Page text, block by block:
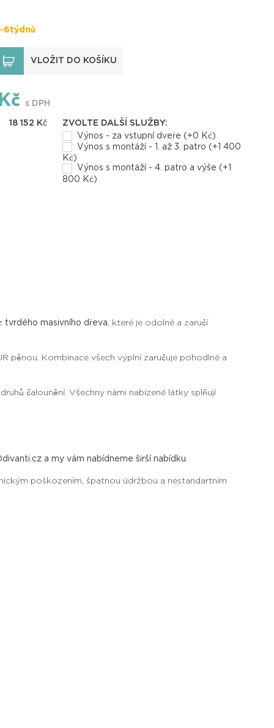
6týdnů
VLOŽIT DO KOŠÍKU
s DPH
18 152 Kč
ZVOLTE DALŠÍ SLUŽBY:
Výnos - za vstupní dveře (+0 Kč)
Výnos s montáží - 1. až 3. patro (+1 400
Kč)
Výnos s montáží - 4. patro a výše (+1
800 Kč)
tvrdého masivního dřeva , které je odolné a zaručí
pěnou. Kombinace všech výplní zaručuje pohodlné a
čalounění. Všechny námi nabízené látky splňují
a my vám nabídneme širší nabídku.
poškozením, špatnou údržbou a nestandartním